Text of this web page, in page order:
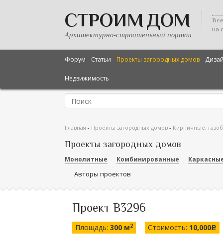
СТРОИМ ДОМ
Архитектурно-строительный портал
на
Форум Статьи Проекты загородных домов
Недвижимость
Главная - Проекты загородных домов - Кирпичные,
Проекты загородных домов
Монолитные Комбинированные
Авторы проектов
Проект В3296
Площадь: 300 м2 Стоимость: 10,000c